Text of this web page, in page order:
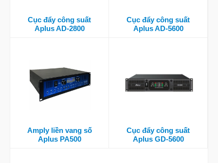
Cục đẩy công suất
Aplus AD-2800
Cục đẩy công suất
Aplus AD-5600
Amply liền vang số
Aplus PA500
Cục đẩy công suất
Aplus GD-5600